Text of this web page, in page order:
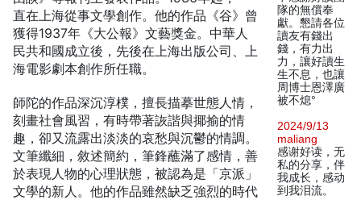
直在上海從事文學創作。他的作品《谷》曾
獲得1937年《大公報》文藝獎金。中華人
民共和國成立後，先後在上海出版公司、上
海電影劇本創作所任職。
師陀的作品深沉淳樸，擅長描摹世態人情，
刻畫社會風習，有時帶著詼諧與揶揄的情
趣，卻又流露出淡淡的哀愁與沉鬱的情調。
文筆纖細，敘述簡約，筆鋒蘸滿了感情，善
於表現人物的心理狀態，被認為是「京派」
文學的新人。他的作品雖然缺乏強烈的時代
隊的無償奉
獻。懇請各位
讀友有錢出
錢，有力出
力，讓好讀生
生不息，也讓
周博士恩澤廣
被不熄°
2024/9/13
maliang
感谢好读，无
私的分享，伴
我成长，感动
到我泪流。